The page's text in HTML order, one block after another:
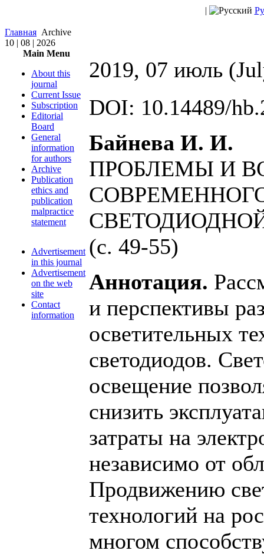
|
Главная Archive
10 | 08 | 2026
Main Menu
About this
journal
Current Issue
Subscription
Editorial
Board
General
information
for authors
Archive
Publication
ethics and
publication
malpractice
statement
Advertisement
in this journal
Advertisement
on the web
site
Contact
information
2019, 07 июль
DOI: 10.14489/
Байнева И. И.
ПРОБЛЕМЫ И
(c. 49-55)
Аннотация.
и перспективы
осветительных
светодиодов.
освещение
снизить
затраты на
независимо от
Продвижению
технологий на
многом